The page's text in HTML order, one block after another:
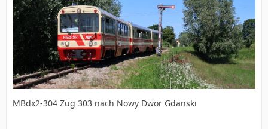
MBdx2-304 Zug 303 nach Nowy Dwor Gdanski